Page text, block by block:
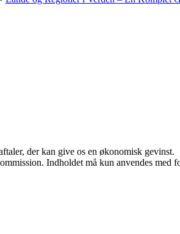
der kan give os en økonomisk gevinst.
Indholdet må kun anvendes med